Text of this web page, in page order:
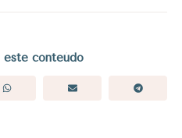
conteúdo